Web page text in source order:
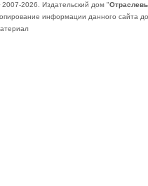
2007-2026. Издательский дом "
информации данного сайта